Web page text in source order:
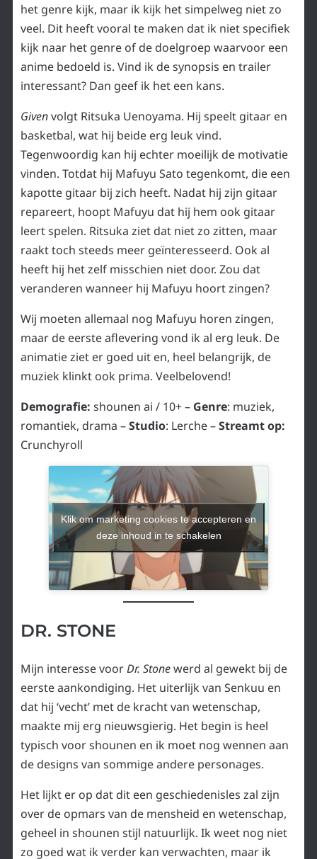
het genre kijk, maar ik kijk het simpelweg niet zo
veel. Dit heeft vooral te maken dat ik niet specifiek
kijk naar het genre of de doelgroep waarvoor een
anime bedoeld is. Vind ik de synopsis en trailer
interessant? Dan geef ik het een kans.
Givenvolgt Ritsuka Uenoyama. Hij speelt gitaar en
basketbal, wat hij beide erg leuk vind.
Tegenwoordig kan hij echter moeilijk de motivatie
vinden. Totdat hij Mafuyu Sato tegenkomt, die een
kapotte gitaar bij zich heeft. Nadat hij zijn gitaar
repareert, hoopt Mafuyu dat hij hem ook gitaar
leert spelen. Ritsuka ziet dat niet zo zitten, maar
raakt toch steeds meer geïnteresseerd. Ook al
heeft hij het zelf misschien niet door. Zou dat
veranderen wanneer hij Mafuyu hoort zingen?
Wij moeten allemaal nog Mafuyu horen zingen,
maar de eerste aflevering vond ik al erg leuk. De
animatie ziet er goed uit en, heel belangrijk, de
muziek klinkt ook prima. Veelbelovend!
Demografie: shounen ai / 10+ – Genre: muziek,
romantiek, drama –Studio: Lerche –Streamt op:
Crunchyroll
Klik om marketing cookies te accepteren en
deze inhoud in te schakelen
DR. STONE
Mijn interesse voorDr. Stonewerd al gewekt bij de
eerste aankondiging. Het uiterlijk van Senkuu en
dat hij ‘vecht’ met de kracht van wetenschap,
maakte mij erg nieuwsgierig. Het begin is heel
typisch voor shounen en ik moet nog wennen aan
de designs van sommige andere personages.
Het lijkt er op dat dit een geschiedenisles zal zijn
over de opmars van de mensheid en wetenschap,
geheel in shounen stijl natuurlijk. Ik weet nog niet
zo goed wat ik verder kan verwachten, maar ik